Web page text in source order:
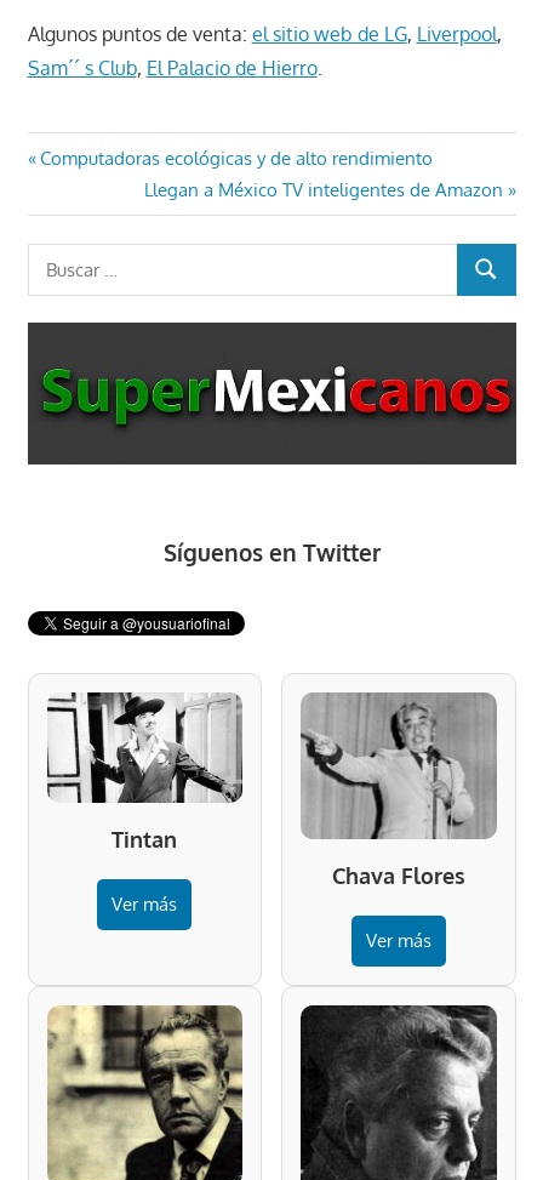
Algunos puntos de venta: el sitio web de LG, Liverpool,
Sam´´ s Club, El Palacio de Hierro.
Navegación
de
entradas
Entrada
Computadoras ecológicas y de alto rendimiento
Entrada
siguiente:
Llegan a México TV inteligentes de Amazon
BUSCAR
Síguenos en Twitter
Tintan
Ver más
Chava Flores
Ver más